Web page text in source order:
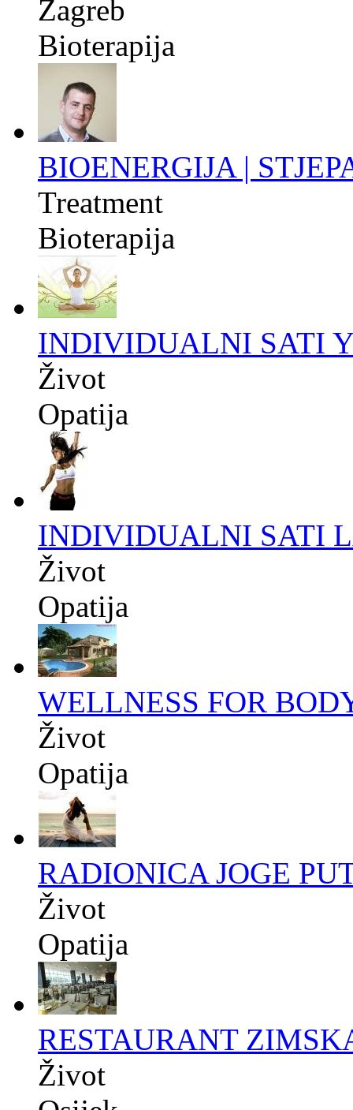
Zagreb
Bioterapija
BIOENERGIJA |
Treatment
Bioterapija
INDIVIDUALNI SATI
Život
Opatija
INDIVIDUALNI SATI
Život
Opatija
WELLNESS FOR
Život
Opatija
RADIONICA JOGE
Život
Opatija
RESTAURANT
Život